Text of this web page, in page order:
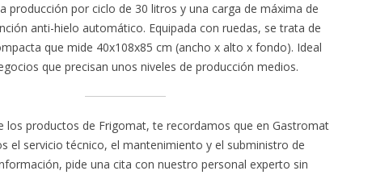
producción por ciclo de 30 litros y una carga de máxima de
anti-hielo automático. Equipada con ruedas, se trata de
que mide 40x108x85 cm (ancho x alto x fondo). Ideal
que precisan unos niveles de producción medios.
los productos de Frigomat, te recordamos que en Gastromat
el servicio técnico, el mantenimiento y el subministro de
pide una cita con nuestro personal experto sin